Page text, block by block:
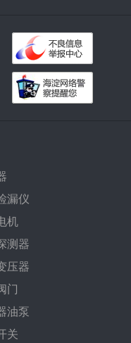
漏仪
机
测器
压器
门
油泵
关